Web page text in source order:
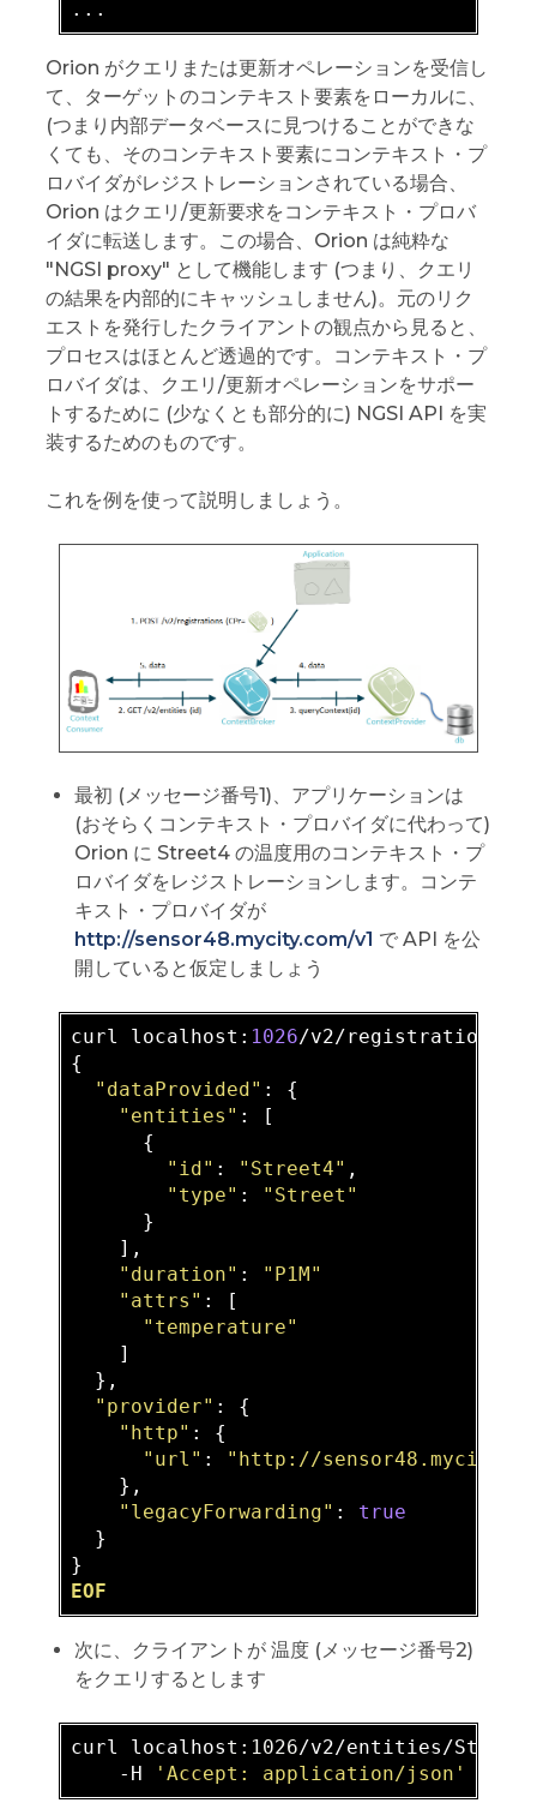
Orion がクエリまたは更新オペレーションを受信し
て、ターゲットのコンテキスト要素をローカルに、
(つまり内部データベースに見つけることができな
くても、そのコンテキスト要素にコンテキスト・プ
ロバイダがレジストレーションされている場合、
Orion はクエリ/更新要求をコンテキスト・プロバ
イダに転送します。この場合、Orion は純粋な
"NGSI proxy" として機能します (つまり、クエリ
の結果を内部的にキャッシュしません)。元のリク
エストを発行したクライアントの観点から見ると、
プロセスはほとんど透過的です。コンテキスト・プ
ロバイダは、クエリ/更新オペレーションをサポー
トするために (少なくとも部分的に) NGSI API を実
装するためのものです。
これを例を使って説明しましょう。
最初 (メッセージ番号1)、アプリケーションは
(おそらくコンテキスト・プロバイダに代わって)
Orion に Street4 の温度用のコンテキスト・プ
ロバイダをレジストレーションします。コンテ
キスト・プロバイダが
http://sensor48.mycity.com/v1 で API を公
開していると仮定しましょう
curl localhost: 1026/v2/registrations -
{
"dataProvided" : {
"entities" : [
      {
"id" : "Street4" ,
"type" :
"Street"
      }
    ],
"duration" :
"P1M"
"attrs" : [
"temperature"
    ]
  },
"provider" : {
"http" : {
"url" :
"http://
    },
"legacyForwarding" : true
  }
EOF
次に、クライアントが 温度 (メッセージ番号2)
をクエリするとします
curl localhost:1026/v2/entities/
    -H
'Accept: application/json'